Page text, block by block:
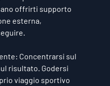
offrirti supporto
esterna,
: Concentrarsi sul
risultato. Godersi
viaggio sportivo